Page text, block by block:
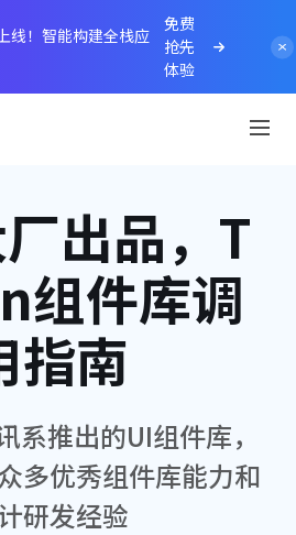
线！智能构建全栈应
免费
抢先
体验
出品，T
组件库调
指南
系推出的UI组件库，
多优秀组件库能力和
研发经验